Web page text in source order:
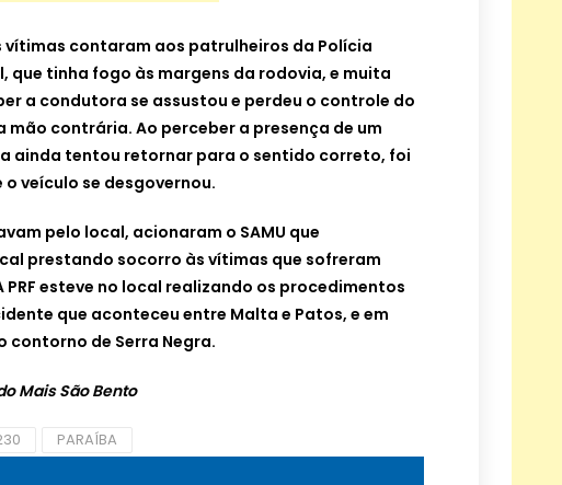
vítimas contaram aos patrulheiros da Polícia
que tinha fogo às margens da rodovia, e muita
a condutora se assustou e perdeu o controle do
mão contrária. Ao perceber a presença de um
ainda tentou retornar para o sentido correto, foi
veículo se desgovernou.
pelo local, acionaram o SAMU que
prestando socorro às vítimas que sofreram
PRF esteve no local realizando os procedimentos
que aconteceu entre Malta e Patos, e em
contorno de Serra Negra.
Mais São Bento
PARAÍBA